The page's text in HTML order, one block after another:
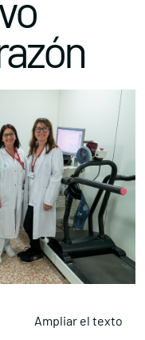
Ampliar el texto